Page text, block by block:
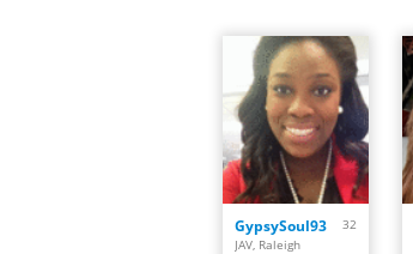
GypsySoul93
32
JAV, Raleigh